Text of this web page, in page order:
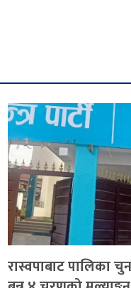
रास्वपाबाट पालिका